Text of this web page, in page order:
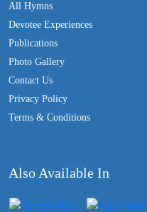
All Hymns
Devotee Experiences
Publications
Photo Gallery
Contact Us
Privacy Policy
Terms & Conditions
Also Available In